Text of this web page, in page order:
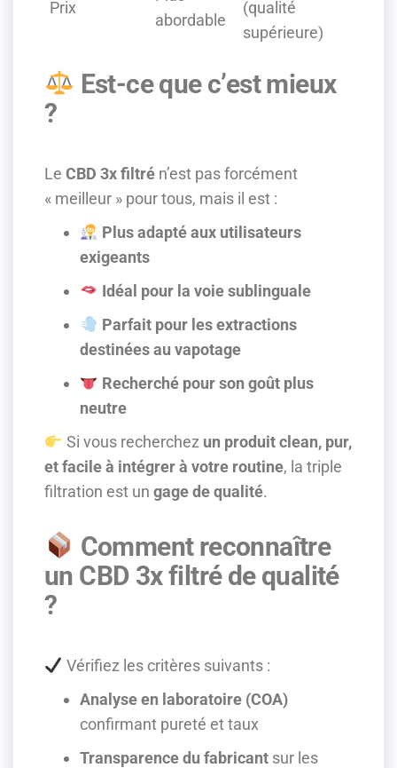
Prix
abordable
(qualité
supérieure)
Est-ce que c’est mieux
?
Le CBD 3x filtré n’est pas forcément
« meilleur » pour tous, mais il est :
Plus adapté aux utilisateurs
exigeants
Idéal pour la voie sublinguale
Parfait pour les extractions
destinées au vapotage
Recherché pour son goût plus
neutre
Si vous recherchez un produit clean, pur,
et facile à intégrer à votre routine, la triple
filtration est un gage de qualité.
Comment reconnaître
un CBD 3x filtré de qualité
?
Vérifiez les critères suivants :
Analyse en laboratoire (COA)
confirmant pureté et taux
Transparence du fabricant sur les